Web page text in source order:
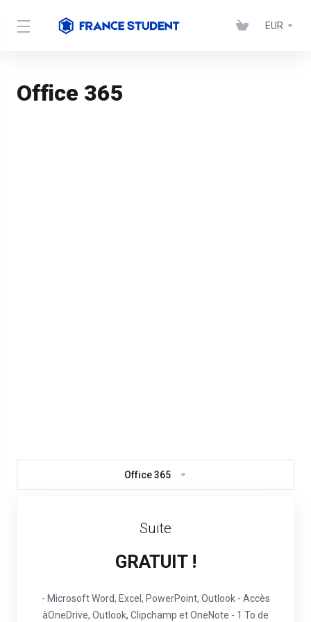
EUR
Office 365
Office 365
Suite
GRATUIT !
- Microsoft Word, Excel, PowerPoint, Outlook- Accès
àOneDrive, Outlook, Clipchamp et OneNote - 1 To de